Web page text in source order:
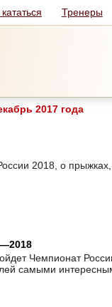
Тренеры
2017 года
2018, о прыжках,
Чемпионат
самыми